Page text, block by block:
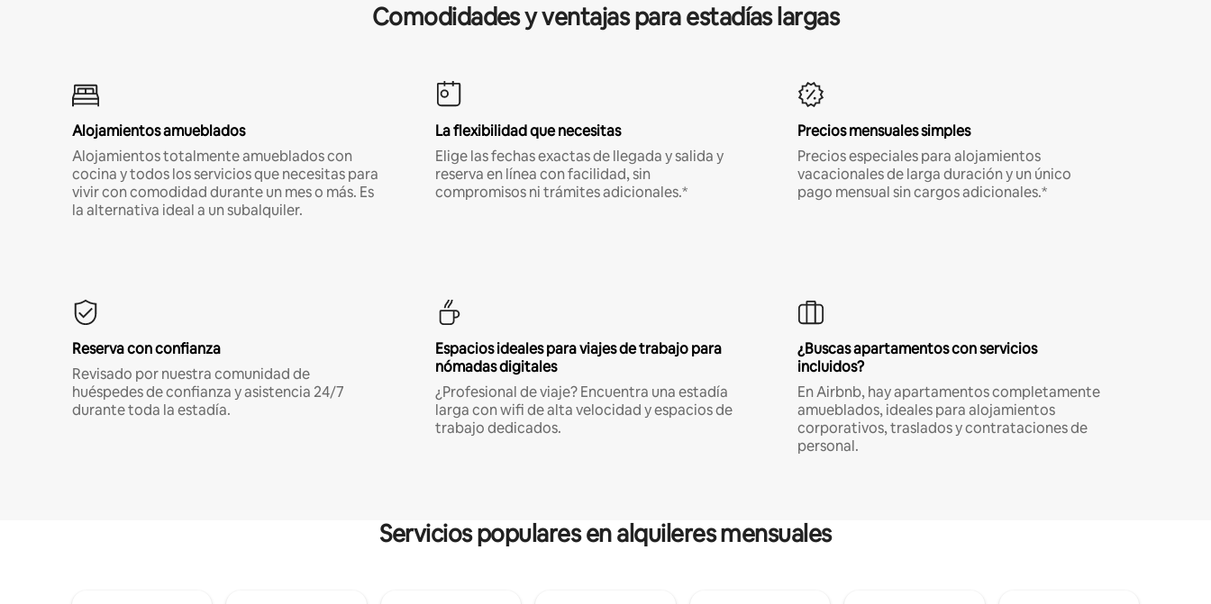
Comodidades y ventajas para estadías largas
Alojamientos amueblados
Alojamientos totalmente amueblados con
cocina y todos los servicios que necesitas para
vivir con comodidad durante un mes o más. Es
la alternativa ideal a un subalquiler.
La flexibilidad que necesitas
Elige las fechas exactas de llegada y salida y
reserva en línea con facilidad, sin
compromisos ni trámites adicionales.*
Precios mensuales simples
Precios especiales para alojamientos
vacacionales de larga duración y un único
pago mensual sin cargos adicionales.*
Reserva con confianza
Revisado por nuestra comunidad de
huéspedes de confianza y asistencia 24/7
durante toda la estadía.
Espacios ideales para viajes de trabajo para
nómadas digitales
¿Profesional de viaje? Encuentra una estadía
larga con wifi de alta velocidad y espacios de
trabajo dedicados.
¿Buscas apartamentos con servicios
incluidos?
En Airbnb, hay apartamentos completamente
amueblados, ideales para alojamientos
corporativos, traslados y contrataciones de
personal.
Servicios populares en alquileres mensuales